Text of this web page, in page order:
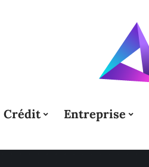
Crédit Entreprise